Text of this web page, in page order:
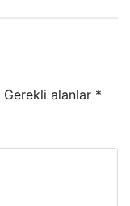
Gerekli alanlar *